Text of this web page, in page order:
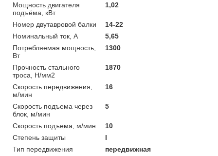
Мощность двигателя
подъёма, кВт
1,02
Номер двутавровой балки
14-22
Номинальный ток, А
5,65
Потребляемая мощность,
Вт
1300
Прочность стального
троса, Н/мм2
1870
Скорость передвижения,
м/мин
16
Скорость подъема через
блок, м/мин
5
Скорость подъема, м/мин
10
Степень защиты
I
Тип передвижения
передвижная